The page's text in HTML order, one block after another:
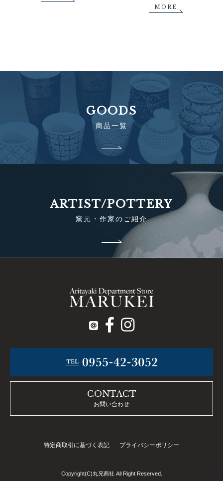
MORE
GOODS
商品一覧
ARTIST/POTTERY
窯元・作家のご紹介
CONTACT
お問い合わせ
特定商取引に基づく表記 プライバシーポリシー
Copyright(C)丸兄商社 All Right Reserved.